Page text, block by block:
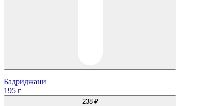
Бадриджани
195 г
238 ₽